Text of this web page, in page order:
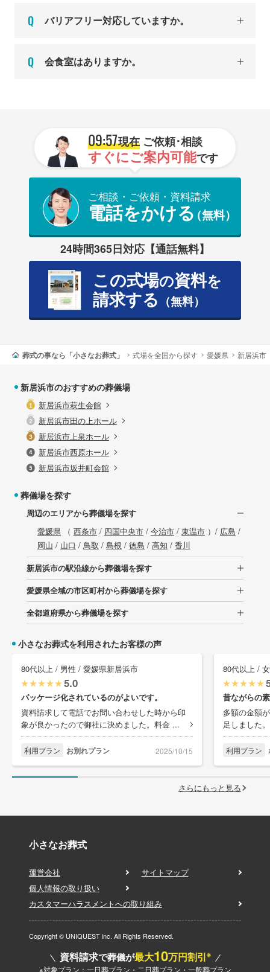
バリアフリー対応していますか。
会食室はありますか。
09:57現在ご依頼･相談
すぐにご案内可能です
ご相談・ご依頼・資料請求
電話をかける（無料）
24時間365日対応【通話無料】
この式場の資料を
請求する （無料）
葬式の事なら「小さなお葬式」 式場を全国から探す 愛媛県 新居浜市
新居浜市のおすすめの葬儀場
新居浜市萩生会館
新居浜市田の上ホール
新居浜市上泉ホール
新居浜市西原ホール
新居浜市坂井町会館
葬儀場を探す
周辺のエリアから葬儀場を探す
愛媛県（ 西条市/ 四国中央市/ 今治市/ 東温市）/ 広島 /
岡山 / 山口 / 鳥取 / 島根 / 徳島 / 高知 / 香川
新居浜市の駅沿線から葬儀場を探す
愛媛県全域の市区町村から葬儀場を探す
全都道府県から葬儀場を探す
小さなお葬式を利用されたお客様の声
80代以上 / 男性 / 愛媛県新居浜市
5.0
パッケージ化されているのがよいです。
資料請求して電話でお問い合わせした時から印
象が良かったので御社に決めました。料金 ...
利用プラン お別れプラン 2025/10/15
80代以上 /
昔ながらの
多額の金額
足しました
利用プラン
さらにもっと見る
小さなお葬式
運営会社
サイトマップ
個人情報の取り扱い
カスタマーハラスメントへの取り組み
Copyright © UNIQUEST inc. All Rights Reserved.
資料請求で葬儀が最大10万円割引※
※対象プラン：一日葬プラン・二日葬プラン・一般葬プラン